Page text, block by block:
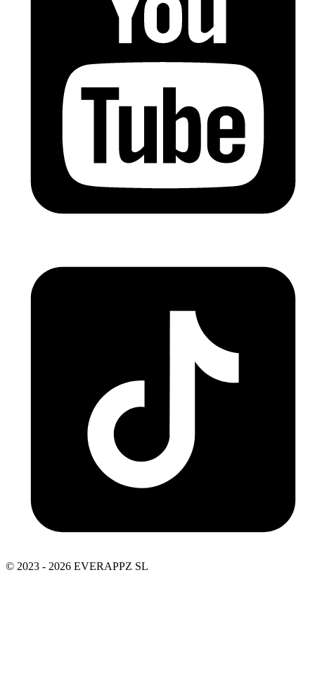
© 2023 - 2026 EVERAPPZ SL